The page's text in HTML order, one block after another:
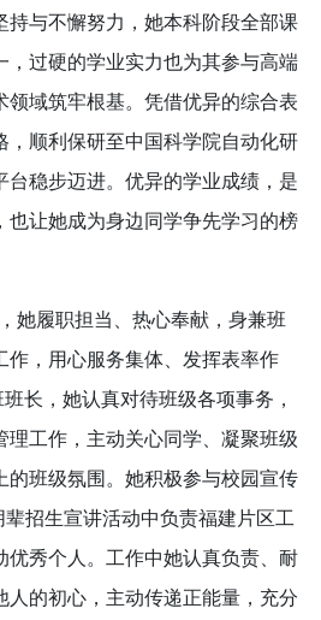
持与不懈努力，她本科阶段全部课
，过硬的学业实力也为其参与高端
域筑牢根基。凭借优异的综合表
，顺利保研至中国科学院自动化研
台稳步迈进。优异的学业成绩，是
也让她成为身边同学争先学习的榜
她履职担当、热心奉献，身兼班
作，用心服务集体、发挥表率作
长，她认真对待班级各项事务，
工作，主动关心同学、凝聚班级
的班级氛围。她积极参与校园宣传
招生宣讲活动中负责福建片区工
优秀个人。工作中她认真负责、耐
的初心，主动传递正能量，充分